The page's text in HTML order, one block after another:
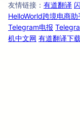
友情链接 ： 有道翻译
HelloWorld跨境电商助
Telegram电报
机中文网 有道翻译下载